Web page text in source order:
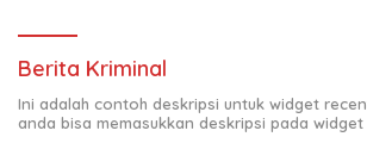
Berita Kriminal
Ini adalah contoh deskripsi untuk widget
anda bisa memasukkan deskripsi pada widget